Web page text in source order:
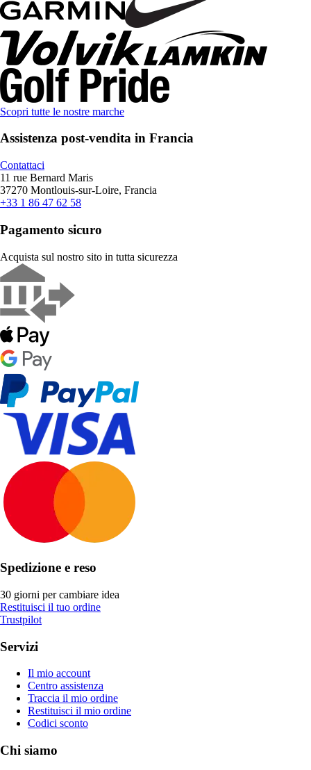
Scopri tutte le nostre marche
Assistenza post-vendita in Francia
Contattaci
11 rue Bernard Maris
37270 Montlouis-sur-Loire, Francia
+33 1 86 47 62 58
Pagamento sicuro
Acquista sul nostro sito in tutta sicurezza
Spedizione e reso
30 giorni per cambiare idea
Restituisci il tuo ordine
Trustpilot
Servizi
Il mio account
Centro assistenza
Traccia il mio ordine
Restituisci il mio ordine
Codici sconto
Chi siamo